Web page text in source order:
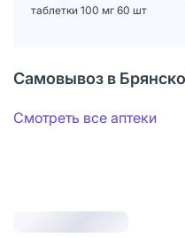
таблетки 100 мг 60 шт
Самовывоз в
Смотреть все аптеки